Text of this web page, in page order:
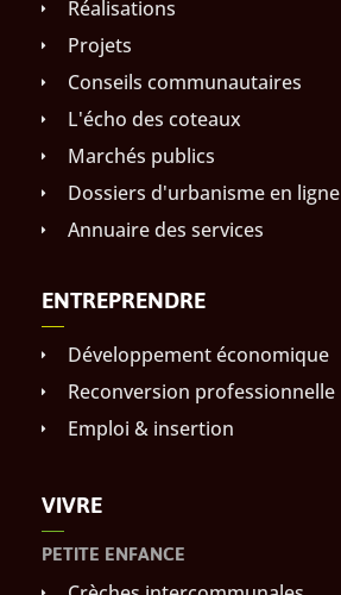
Réalisations
Projets
Conseils communautaires
L'écho des coteaux
Marchés publics
Dossiers d'urbanisme en ligne
Annuaire des services
ENTREPRENDRE
Développement économique
Reconversion professionnelle
Emploi & insertion
VIVRE
PETITE ENFANCE